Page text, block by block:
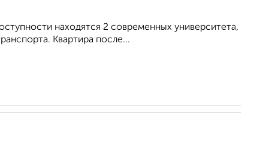
находятся 2 современных университета,
Квартира после...